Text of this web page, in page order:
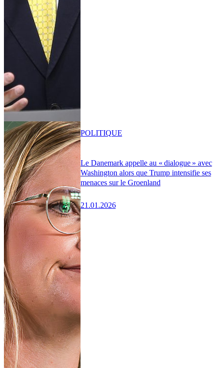
Le Danemark appelle au « dialogue » avec
Washington alors que Trump intensifie ses
menaces sur le Groenland
21.01.2026
POLITIQUE